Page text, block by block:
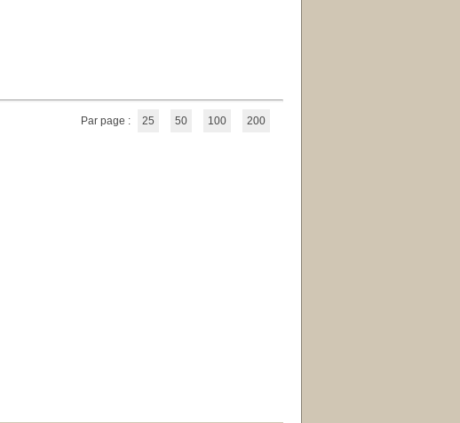
Par page : 25 50 100 200